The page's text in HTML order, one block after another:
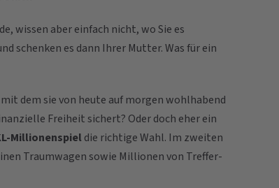
wissen aber einfach nicht, wo Sie es
schenken es dann Ihrer Mutter. Was für ein
dem sie von heute auf morgen wohlhabend
Freiheit sichert? Oder doch eher ein
Millionenspiel die richtige Wahl. Im zweiten
Traumwagen sowie Millionen von Treffer-